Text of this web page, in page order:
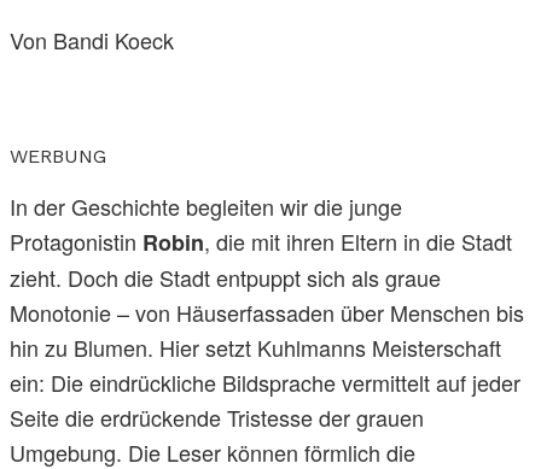
Von Bandi Koeck
WERBUNG
In der Geschichte begleiten wir die junge
Protagonistin Robin, die mit ihren Eltern in die Stadt
zieht. Doch die Stadt entpuppt sich als graue
Monotonie – von Häuserfassaden über Menschen bis
hin zu Blumen. Hier setzt Kuhlmanns Meisterschaft
ein: Die eindrückliche Bildsprache vermittelt auf jeder
Seite die erdrückende Tristesse der grauen
Umgebung. Die Leser können förmlich die